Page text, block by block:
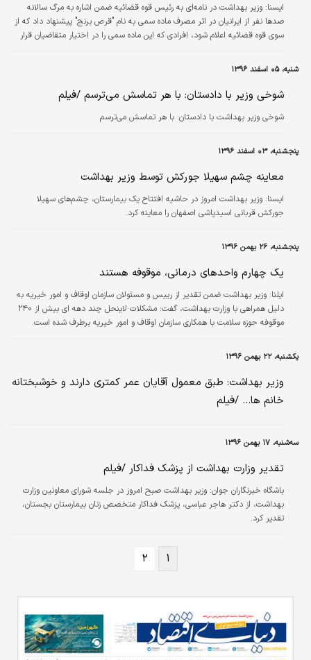
ايسنا: وزیر بهداشت در نامه‌ای به رئیس قوه قضائیه ضمن اشاره به مرگ سالانه
صدها نفر از ایرانیان در اثر مصرف ماده سمی به نام "قرص برنج" پیشنهاد داد که از
سوی قوه قضائیه اعلام شود، افرادی که این ماده سمی را در اختیار متقاضیان قرار
مجازات ناشی از آن را بپذیرند.
شنبه، ۰۵ اسفند ۱۳۹۶
شوخی وزیر با دادستان: با هر تماسش می‌ترسم /فیلم
شوخی وزیر بهداشت با دادستان: با هر تماسش می‌ترسم
پنجشنبه، ۰۳ اسفند ۱۳۹۶
معاینه چشم سهیلا جورکش توسط وزیر بهداشت
ايسنا: وزیر بهداشت امروز در حاشیه افتتاح یک بیمارستان‌، چشم‌های سهیلا
جورکش قربانی اسیدپاشی اصفهان را معاینه کرد.
پنجشنبه، ۲۶ بهمن ۱۳۹۶
یک چهارم واحدهای درمانی، موقوفه هستند
ایلنا: وزیر بهداشت ضمن تقدیر از رییس و مسئولان سازمان اوقاف و امور خیریه به
دلیل همراهی با وزارت بهداشت، گفت: مشکلات لاینحل چند دهه ای بیش از ۲۴۰
موقوفه حوزه سلامت با همکاری سازمان اوقاف و امور خیریه برطرف شده است.
یکشنبه، ۲۲ بهمن ۱۳۹۶
وزیر بهداشت: طبق معمول آقایان عمر کمتری دارند و خوشبختانه
خانم ها... /فیلم
سه‌شنبه، ۱۷ بهمن ۱۳۹۶
تقدیر وزارت بهداشت از پزشک فداکار /فیلم
باشگاه خبرنگاران جوان: وزیر بهداشت صبح امروز در جلسه شورای معاونین وزارت
بهداشت، از دکتر هاجر عباسی، پزشک فداکار متخصص زنان بیمارستان بجستان،
تقدیر کرد.
۱ ۲